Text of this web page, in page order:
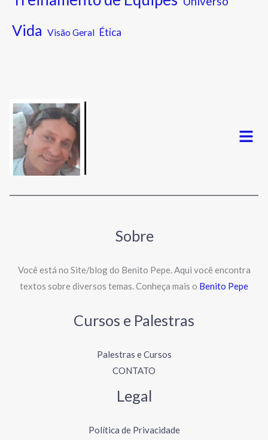
Vida Visão Geral Ética
Menu
Sobre
Você está no Site/blog do Benito Pepe. Aqui você encontra
textos sobre diversos temas. Conheça mais o Benito Pepe
Cursos e Palestras
Palestras e Cursos
CONTATO
Legal
Política de Privacidade